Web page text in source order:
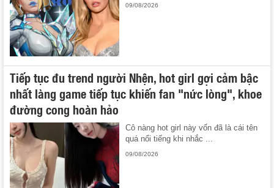
09/08/2026
Tiếp tục đu trend người Nhện, hot girl gợi cảm bậc
nhất làng game tiếp tục khiến fan "nức lòng", khoe
đường cong hoàn hảo
Cô nàng hot girl này vốn đã là cái tên
quá nổi tiếng khi nhắc ...
09/08/2026